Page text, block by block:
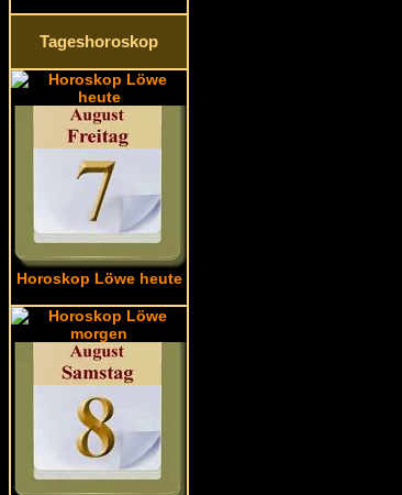
Tageshoroskop
Horoskop Löwe heute